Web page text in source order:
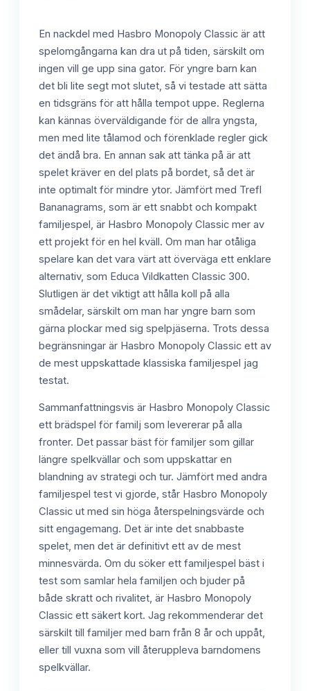
En nackdel med Hasbro Monopoly Classic är att
spelomgångarna kan dra ut på tiden, särskilt om
ingen vill ge upp sina gator. För yngre barn kan
det bli lite segt mot slutet, så vi testade att sätta
en tidsgräns för att hålla tempot uppe. Reglerna
kan kännas överväldigande för de allra yngsta,
men med lite tålamod och förenklade regler gick
det ändå bra. En annan sak att tänka på är att
spelet kräver en del plats på bordet, så det är
inte optimalt för mindre ytor. Jämfört med Trefl
Bananagrams, som är ett snabbt och kompakt
familjespel, är Hasbro Monopoly Classic mer av
ett projekt för en hel kväll. Om man har otåliga
spelare kan det vara värt att överväga ett enklare
alternativ, som Educa Vildkatten Classic 300.
Slutligen är det viktigt att hålla koll på alla
smådelar, särskilt om man har yngre barn som
gärna plockar med sig spelpjäserna. Trots dessa
begränsningar är Hasbro Monopoly Classic ett av
de mest uppskattade klassiska familjespel jag
testat.
Sammanfattningsvis är Hasbro Monopoly Classic
ett brädspel för familj som levererar på alla
fronter. Det passar bäst för familjer som gillar
längre spelkvällar och som uppskattar en
blandning av strategi och tur. Jämfört med andra
familjespel test vi gjorde, står Hasbro Monopoly
Classic ut med sin höga återspelningsvärde och
sitt engagemang. Det är inte det snabbaste
spelet, men det är definitivt ett av de mest
minnesvärda. Om du söker ett familjespel bäst i
test som samlar hela familjen och bjuder på
både skratt och rivalitet, är Hasbro Monopoly
Classic ett säkert kort. Jag rekommenderar det
särskilt till familjer med barn från 8 år och uppåt,
eller till vuxna som vill återuppleva barndomens
spelkvällar.